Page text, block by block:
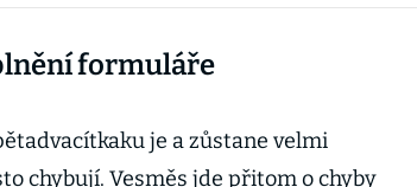
formuláře
je a zůstane velmi
chybují. Vesměs jde přitom o chyby